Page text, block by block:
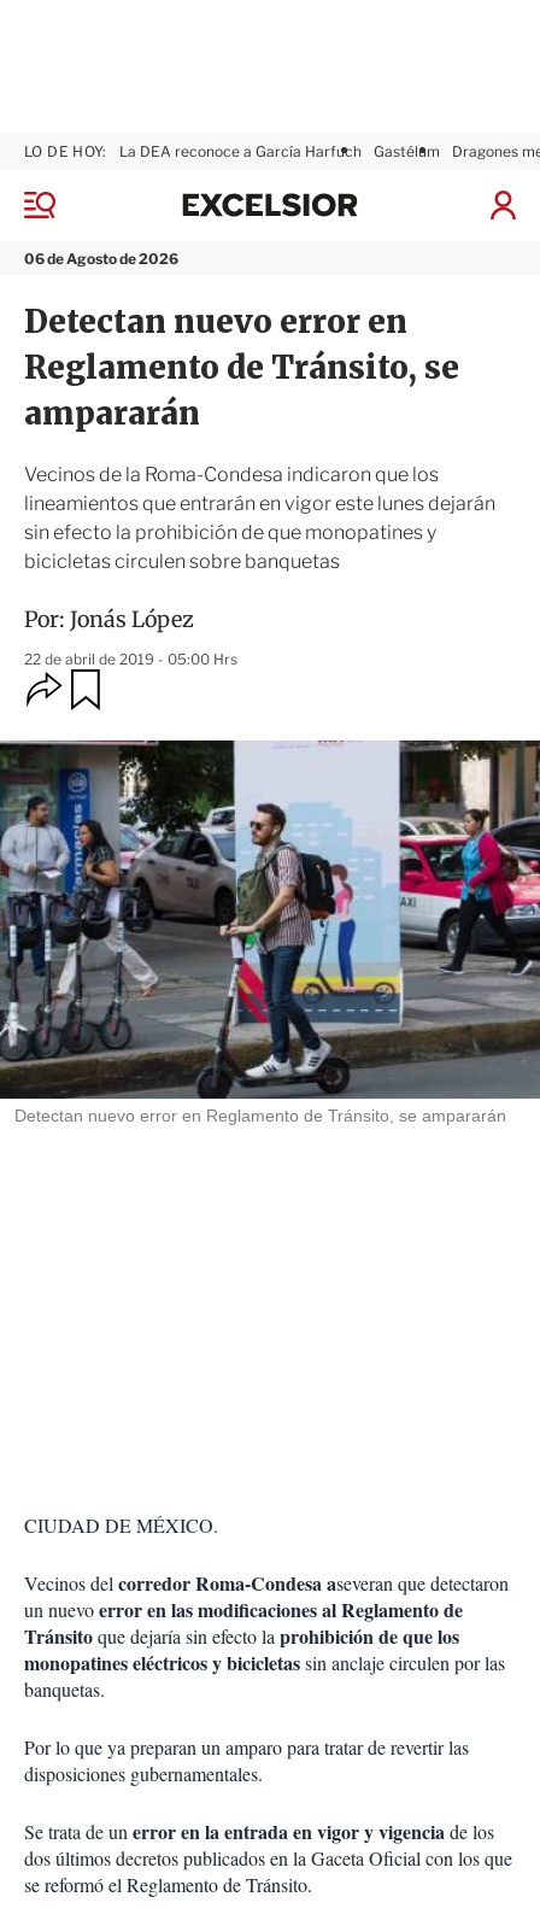
M
n
06 de Agosto de 2026
LO DE HOY: La DEA reconoce a García Harfuch Gastélum Dragones
I
x
i
o
r
Detectan nuevo error en
Reglamento de Tránsito, se
ampararán
Vecinos de la Roma-Condesa indicaron que los
lineamientos que entrarán en vigor este lunes dejarán
sin efecto la prohibición de que monopatines y
bicicletas circulen sobre banquetas
Por: Jonás López
22 de abril de 2019 - 05:00 Hrs
O
p
i
o
n
e
s
d
e
c
o
m
p
a
r
t
i
r
r
d
Detectan nuevo error en Reglamento de Tránsito, se ampararán
CIUDAD DE MÉXICO.
Vecinos delcorredor Roma-Condesa aseveran que detectaron
un nuevoerror en las modificaciones al Reglamento de
Tránsitoque dejaría sin efecto laprohibición de que los
monopatines eléctricos y bicicletassin anclaje circulen por las
banquetas.
Por lo que ya preparan un amparo para tratar de revertir las
disposiciones gubernamentales.
Se trata de unerror en la entrada en vigor y vigenciade los
dos últimos decretos publicados en la Gaceta Oficial con los que
se reformó el Reglamento de Tránsito.